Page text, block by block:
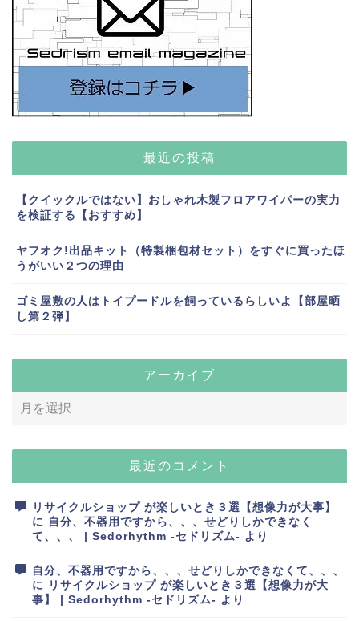
最近の投稿
【クイックルではない】おしゃれ木製フロアワイパーの実力
を検証する【おすすめ】
ヤフオク!出品キット（特製梱包材セット）をすぐに買ったほ
うがいい２つの理由
ゴミ屋敷の人はトイプードルを飼っているらしいよ【部屋晒
し第２弾】
アーカイブ
最近のコメント
リサイクルショップ が楽しいとき３選【想像力が大事】
に 自分、不器用ですから、、、せどりしかできなく
て、、、 | Sedorhythm -セドリズム- より
自分、不器用ですから、、、せどりしかできなくて、、、
に リサイクルショップ が楽しいとき３選【想像力が大
事】 | Sedorhythm -セドリズム- より